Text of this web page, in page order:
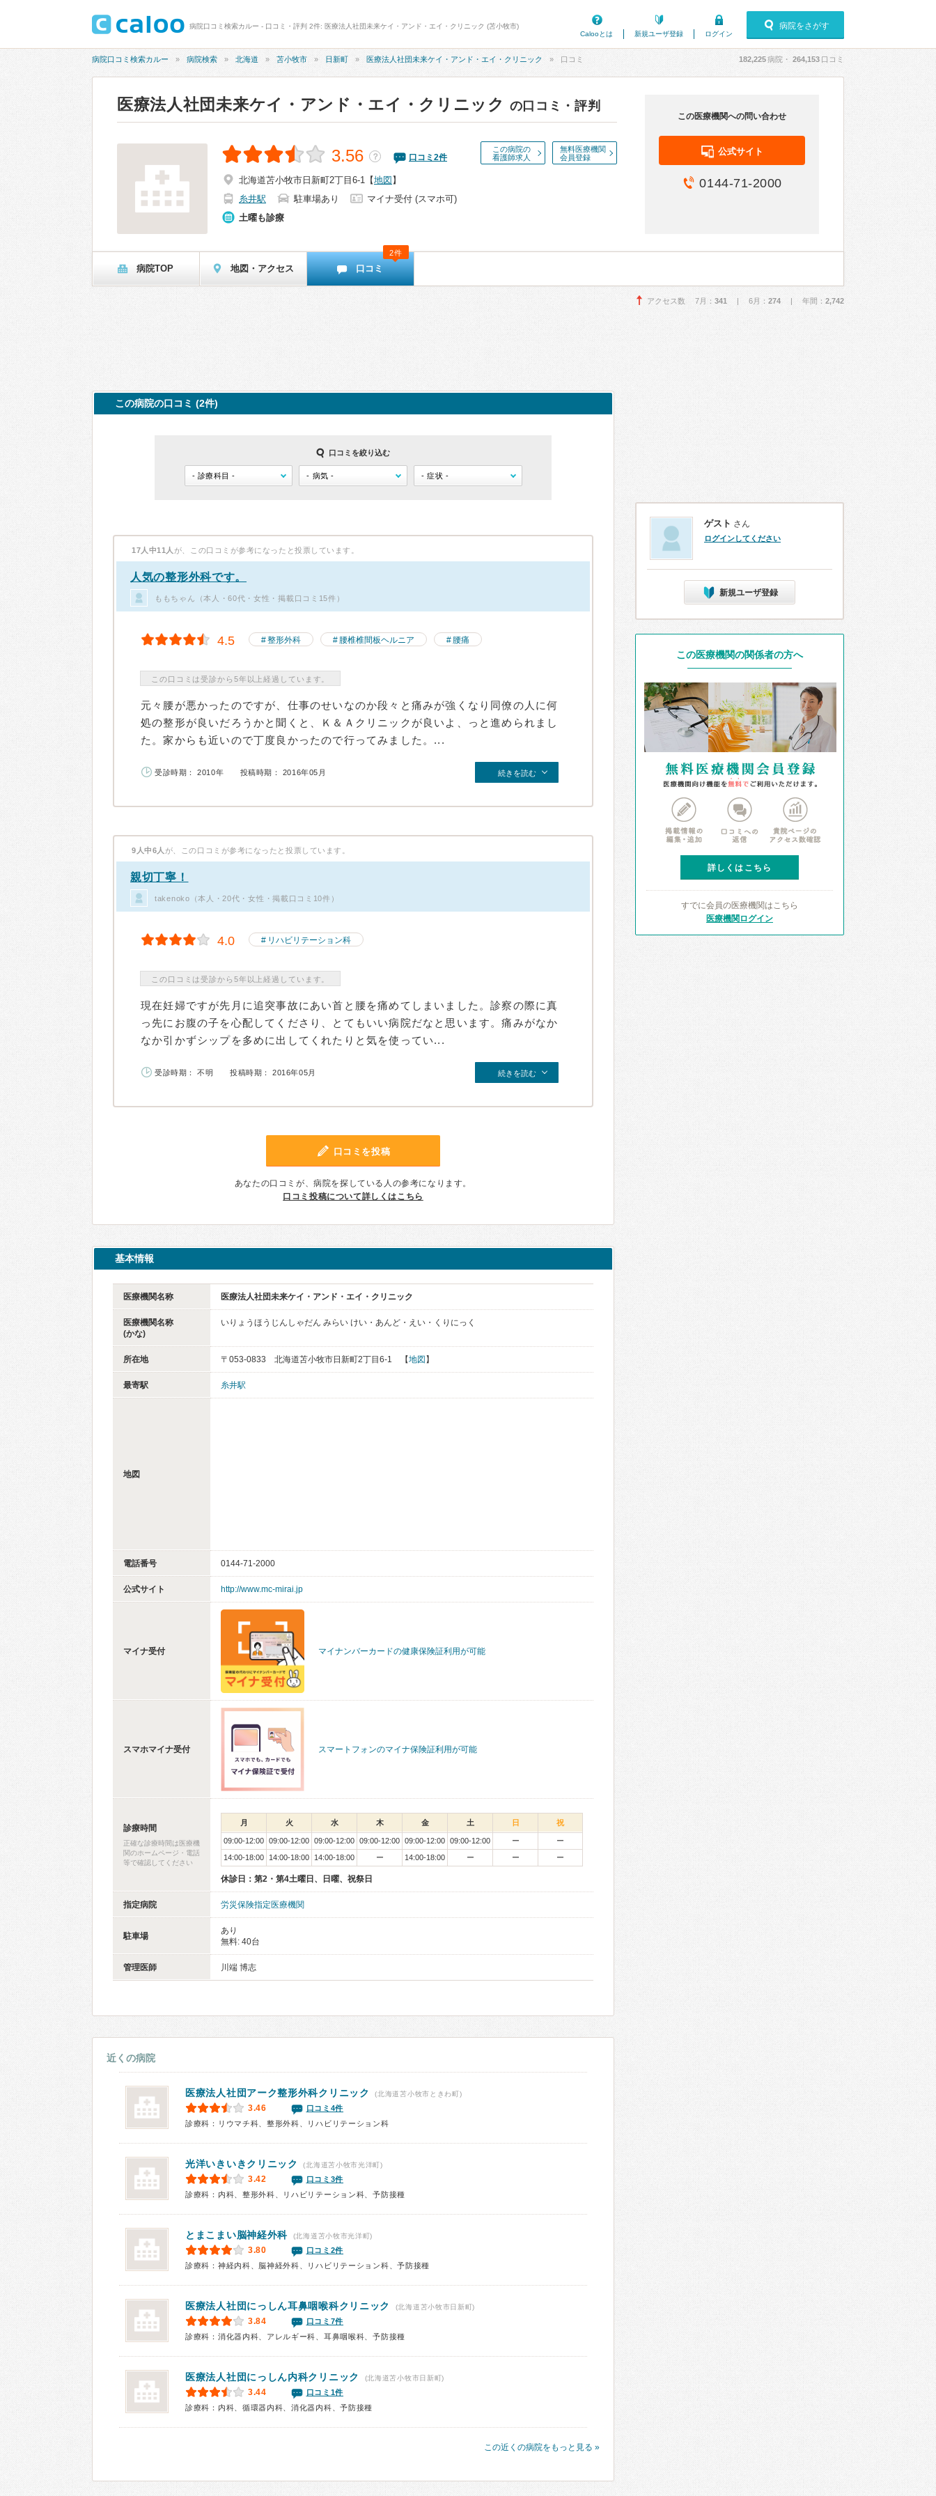
病院口コミ検索カルー - 口コミ・評判 2件: 医療法人社団未来ケイ・アンド・エイ・クリニック (苫小牧市)
Calooとは
新規ユーザ登録 ログイン
病院をさがす
病院口コミ検索カルー 病院検索 北海道 苫小牧市 日新町 医療法人社団未来ケイ・アンド・エイ・クリニック 口コミ 182,225病院・ 264,153 口コミ
医療法人社団未来ケイ・アンド・エイ・クリニック の口コミ・評判
この病院の
看護師求人
無料医療機関
会員登録
3.56 ？ 口コミ 2件
北海道苫小牧市日新町2丁目6-1 【地図 】
糸井駅
駐車場あり
マイナ受付 (スマホ可)
土曜も診療
この医療機関への問い合わせ
公式サイト
0144-71-2000
病院TOP 地図・アクセス 口コミ
2件
アクセス数 7月： 341 | 6月： 274 | 年間： 2,742
この病院の口コミ (2件)
口コミを絞り込む
17人中11人 が、この口コミが参考になったと投票しています。
人気の整形外科です。
ももちゃん（本人・60代・女性・掲載口コミ15件）
4.5 整形外科 腰椎椎間板ヘルニア 腰痛
この口コミは受診から5年以上経過しています。
元々腰が悪かったのですが、仕事のせいなのか段々と痛みが強くなり同僚の人に何
処の整形が良いだろうかと聞くと、Ｋ＆Ａクリニックが良いよ、っと進められまし
た。家からも近いので丁度良かったので行ってみました。...
受診時期： 2010年 投稿時期： 2016年05月 続きを読む
9人中6人 が、この口コミが参考になったと投票しています。
親切丁寧！
takenoko（本人・20代・女性・掲載口コミ10件）
4.0 リハビリテーション科
この口コミは受診から5年以上経過しています。
現在妊婦ですが先月に追突事故にあい首と腰を痛めてしまいました。診察の際に真
っ先にお腹の子を心配してくださり、とてもいい病院だなと思います。痛みがなか
なか引かずシップを多めに出してくれたりと気を使ってい...
受診時期： 不明 投稿時期： 2016年05月 続きを読む
口コミを投稿
あなたの口コミが、病院を探している人の参考になります。
口コミ投稿について詳しくはこちら
基本情報
医療機関名称 医療法人社団未来ケイ・アンド・エイ・クリニック
医療機関名称
(かな)
いりょうほうじんしゃだん みらい けい・あんど・えい・くりにっく
所在地 〒053-0833 北海道苫小牧市日新町2丁目6-1 【地図 】
最寄駅 糸井駅
地図
電話番号 0144-71-2000
公式サイト http://www.mc-mirai.jp
マイナ受付 マイナンバーカードの健康保険証利用が可能
スマホマイナ受付 スマートフォンのマイナ保険証利用が可能
診療時間
正確な診療時間は医療機
関のホームページ・電話
等で確認してください
月 火 水 木 金 土 日 祝
09:00-12:00 09:00-12:00 09:00-12:00 09:00-12:00 09:00-12:00 09:00-12:00 ー
ー
14:00-18:00
14:00-18:00 14:00-18:00 ー 14:00-18:00 ー ー ー
休診日：第2・第4土曜日、日曜、祝祭日
指定病院 労災保険指定医療機関
駐車場
あり
無料: 40台
管理医師 川端 博志
近くの病院
医療法人社団アーク整形外科クリニック (北海道苫小牧市ときわ町)
3.46
口コミ4件
診療科：リウマチ科、整形外科、リハビリテーション科
光洋いきいきクリニック (北海道苫小牧市光洋町)
3.42
口コミ3件
診療科：内科、整形外科、リハビリテーション科、予防接種
とまこまい脳神経外科 (北海道苫小牧市光洋町)
3.80
口コミ2件
診療科：神経内科、脳神経外科、リハビリテーション科、予防接種
医療法人社団にっしん耳鼻咽喉科クリニック (北海道苫小牧市日新町)
3.84
口コミ7件
診療科：消化器内科、アレルギー科、耳鼻咽喉科、予防接種
医療法人社団にっしん内科クリニック (北海道苫小牧市日新町)
3.44
口コミ1件
診療科：内科、循環器内科、消化器内科、予防接種
この近くの病院をもっと見る »
ゲスト さん
ログインしてください
新規ユーザ登録
この医療機関の関係者の方へ
詳しくはこちら
すでに会員の医療機関はこちら
医療機関ログイン